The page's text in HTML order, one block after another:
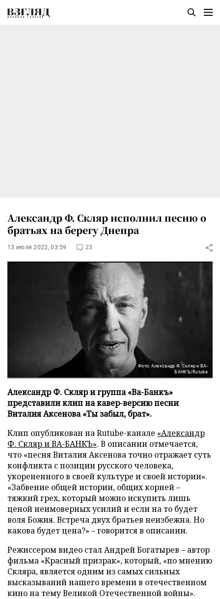
Александр Ф. Скляр исполнил песню о
братьях на берегу Днепра
13 июля 2022, 03:59 23
Фото: Александр Ф. Скляр и ВА-
БАНКЪ/Rutube
Александр Ф. Скляр и группа «Ва-Банкъ»
представили клип на кавер-версию песни
Виталия Аксенова «Ты забыл, брат».
Клип опубликован на Rutube-канале «Александр
Ф. Скляр и ВА-БАНКЪ». В описании отмечается,
что «песня Виталия Аксенова точно отражает суть
конфликта с позиции русского человека,
укорененного в своей культуре и своей истории».
«Забвение общей истории, общих корней –
тяжкий грех, который можно искупить лишь
ценой неимоверных усилий и если на то будет
воля Божия. Встреча двух братьев неизбежна. Но
какова будет цена?» – говорится в описании.
Режиссером видео стал Андрей Богатырев – автор
фильма «Красный призрак», который, «по мнению
Скляра, является одним из самых сильных
высказываний нашего времени в отечественном
кино на тему Великой Отечественной войны».